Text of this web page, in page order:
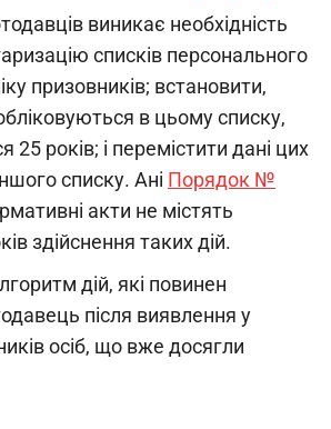
виникає необхідність
списків персонального
призовників; встановити,
в цьому списку,
25 років; і перемістити дані цих
списку. Ані Порядок №
акти не містять
здійснення таких дій.
дій, які повинен
після виявлення у
осіб, що вже досягли